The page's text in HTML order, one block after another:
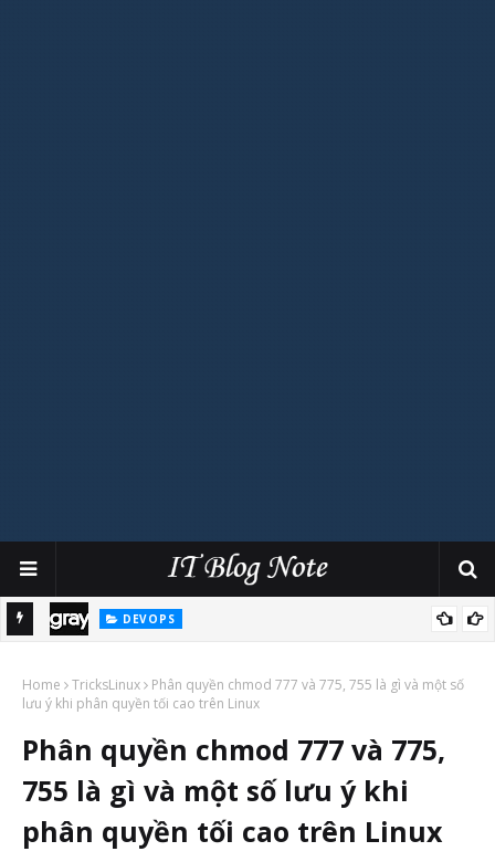
DEVOPS
Kubernetes
Home TricksLinux
Phân quyền chmod 777 và 775, 755 là gì và một số
lưu ý khi phân quyền tối cao trên Linux
Phân quyền chmod 777 và 775,
755 là gì và một số lưu ý khi
phân quyền tối cao trên Linux